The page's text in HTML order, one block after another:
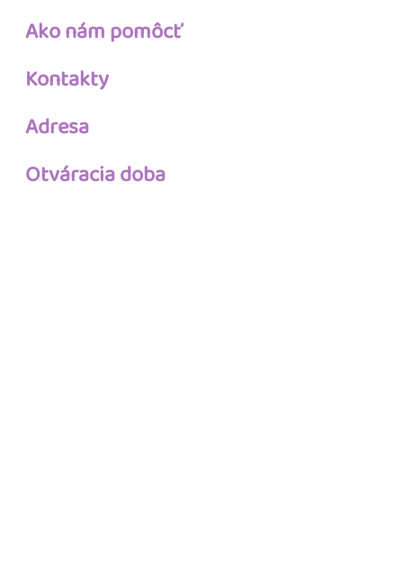
Ako nám pomôcť
Kontakty
Adresa
Otváracia doba